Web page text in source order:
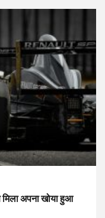
मिला अपना खोया हुआ